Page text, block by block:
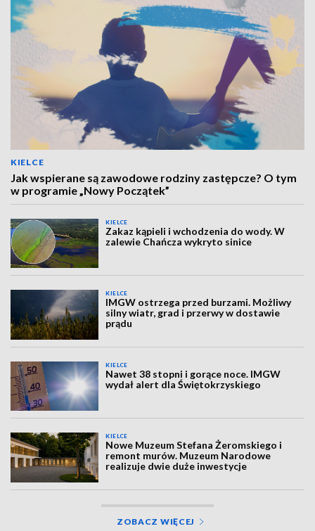
KIELCE
Jak wspierane są zawodowe rodziny zastępcze? O tym
w programie „Nowy Początek”
KIELCE
Zakaz kąpieli i wchodzenia do wody. W
zalewie Chańcza wykryto sinice
KIELCE
IMGW ostrzega przed burzami. Możliwy
silny wiatr, grad i przerwy w dostawie
prądu
KIELCE
Nawet 38 stopni i gorące noce. IMGW
wydał alert dla Świętokrzyskiego
KIELCE
Nowe Muzeum Stefana Żeromskiego i
remont murów. Muzeum Narodowe
realizuje dwie duże inwestycje
ZOBACZ WIĘCEJ